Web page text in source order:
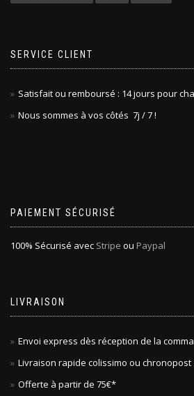
SERVICE CLIENT
Satisfait ou remboursé : 14 jours pour
Nous sommes à vos côtés 7j / 7 !
PAIEMENT SÉCURISÉ
100% Sécurisé avec Stripe ou Paypal
LIVRAISON
Envoi express dès réception de la
Livraison rapide colissimo ou chronopost
Offerte à partir de 75€*